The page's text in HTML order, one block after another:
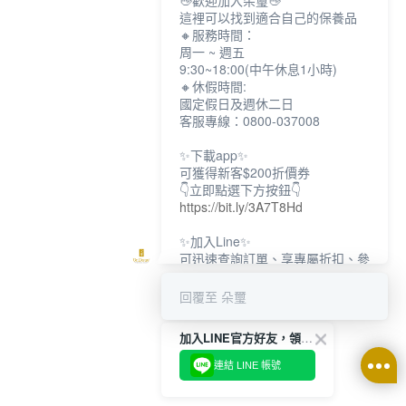
加入LINE官方好友，領取$200折價券
連結 LINE 帳號
這裡可以找到適合自己的保養品
🔸服務時間：
周一 ~ 週五
9:30~18:00(中午休息1小時)
🔸休假時間:
國定假日及週休二日
客服專線：0800-037008
✨下載app✨
可獲得新客$200折價券
👇立即點選下方按鈕👇
https://bit.ly/3A7T8Hd
✨加入Line✨
可迅速查詢訂單、享專屬折扣、參
👇立即點選下方按鈕👇
✨追蹤IG✨
👇立即點選下方按鈕👇
https://bit.ly/3w8zJm1
回覆至 朵璽